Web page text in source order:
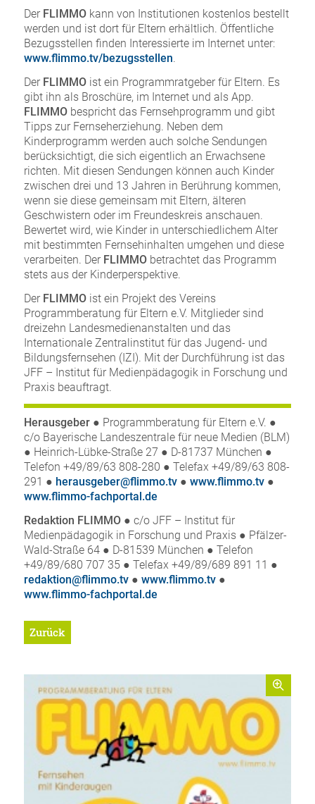
Der FLIMMO kann von Institutionen kostenlos bestellt
werden und ist dort für Eltern erhältlich. Öffentliche
Bezugsstellen finden Interessierte im Internet unter:
www.flimmo.tv/bezugsstellen.
Der FLIMMO ist ein Programmratgeber für Eltern. Es
gibt ihn als Broschüre, im Internet und als App.
FLIMMO bespricht das Fernsehprogramm und gibt
Tipps zur Fernseherziehung. Neben dem
Kinderprogramm werden auch solche Sendungen
berücksichtigt, die sich eigentlich an Erwachsene
richten. Mit diesen Sendungen können auch Kinder
zwischen drei und 13 Jahren in Berührung kommen,
wenn sie diese gemeinsam mit Eltern, älteren
Geschwistern oder im Freundeskreis anschauen.
Bewertet wird, wie Kinder in unterschiedlichem Alter
mit bestimmten Fernsehinhalten umgehen und diese
verarbeiten. Der FLIMMO betrachtet das Programm
stets aus der Kinderperspektive.
Der FLIMMO ist ein Projekt des Vereins
Programmberatung für Eltern e.V. Mitglieder sind
dreizehn Landesmedienanstalten und das
Internationale Zentralinstitut für das Jugend- und
Bildungsfernsehen (IZI). Mit der Durchführung ist das
JFF – Institut für Medienpädagogik in Forschung und
Praxis beauftragt.
Herausgeber ● Programmberatung für Eltern e.V. ●
c/o Bayerische Landeszentrale für neue Medien (BLM)
● Heinrich-Lübke-Straße 27 ● D-81737 München ●
Telefon +49/89/63 808-280 ● Telefax +49/89/63 808-
291 ● herausgeber@flimmo.tv● www.flimmo.tv●
www.flimmo-fachportal.de
Redaktion FLIMMO● c/o JFF – Institut für
Medienpädagogik in Forschung und Praxis ● Pfälzer-
Wald-Straße 64 ● D-81539 München ● Telefon
+49/89/680 707 35 ● Telefax +49/89/689 891 11 ●
redaktion@flimmo.tv● www.flimmo.tv●
www.flimmo-fachportal.de
Zurück